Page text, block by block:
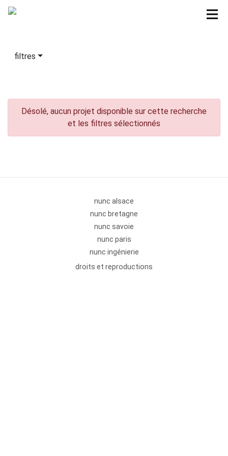
filtres
Désolé, aucun projet disponible sur cette recherche
et les filtres sélectionnés
nunc alsace
nunc bretagne
nunc savoie
nunc paris
nunc ingénierie
droits et reproductions